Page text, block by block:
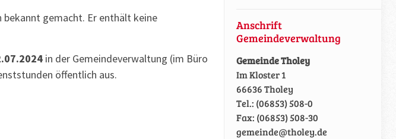
gemacht. Er enthält keine
in der Gemeindeverwaltung (im Büro
öffentlich aus.
Anschrift
Gemeindeverwaltung
Gemeinde Tholey
Im Kloster 1
66636 Tholey
Tel.: (06853) 508-0
Fax: (06853) 508-30
gemeinde@tholey.de